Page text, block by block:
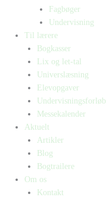
Fagbøger
Undervisning
Til lærere
Bogkasser
Lix og let-tal
Universlæsning
Elevopgaver
Undervisningsforløb
Messekalender
Aktuelt
Artikler
Blog
Bogtrailere
Om os
Kontakt